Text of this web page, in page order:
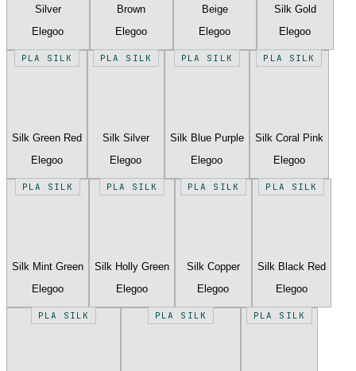
Silver
Elegoo
Brown
Elegoo
Beige
Elegoo
Silk Gold
Elegoo
PLA SILK
Silk Green Red
Elegoo
PLA SILK
Silk Silver
Elegoo
PLA SILK
Silk Blue Purple
Elegoo
PLA SILK
Silk Coral Pink
Elegoo
PLA SILK
Silk Mint Green
Elegoo
PLA SILK
Silk Holly Green
Elegoo
PLA SILK
Silk Copper
Elegoo
PLA SILK
Silk Black Red
Elegoo
PLA SILK PLA SILK PLA SILK